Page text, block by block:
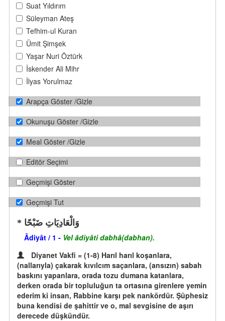
Suat Yıldırım
Süleyman Ateş
Tefhim-ul Kuran
Ümit Şimşek
Yaşar Nuri Öztürk
İskender Ali Mihr
İlyas Yorulmaz
Arapça Göster /Gizle
Okunuşu Göster /Gizle
Meal Göster /Gizle
Editör Seçimi
Geçmişi Göster
Geçmişi Tut
وَالْعَادِيَاتِ ضَبْحًا
Âdiyât / 1 - Vel âdiyâti dabhâ(dabhan).
Diyanet Vakfi = (1-8) Harıl harıl koşanlara,
(nallarıyla) çakarak kıvılcım saçanlara, (ansızın) sabah
baskını yapanlara, orada tozu dumana katanlara,
derken orada bir topluluğun ta ortasına girenlere yemin
ederim ki insan, Rabbine karşı pek nankördür. Şüphesiz
buna kendisi de şahittir ve o, mal sevgisine de aşırı
derecede düşkündür.